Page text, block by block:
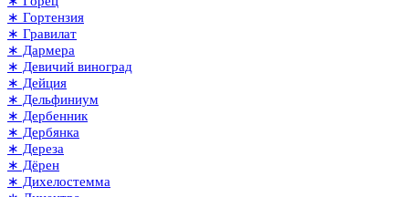
∗ Гортензия
∗ Гравилат
∗ Дармера
∗ Девичий виноград
∗ Дейция
∗ Дельфиниум
∗ Дербенник
∗ Дербянка
∗ Дереза
∗ Дёрен
∗ Дихелостемма